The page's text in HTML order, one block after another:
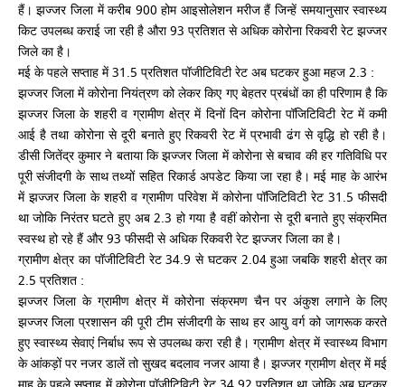
हैं। झज्जर जिला में करीब 900 होम आइसोलेशन मरीज हैं जिन्हें समयानुसार स्वास्थ्य
किट उपलब्ध कराई जा रही है औरा 93 प्रतिशत से अधिक कोरोना रिकवरी रेट झज्जर
जिले का है।
मई के पहले सप्ताह में 31.5 प्रतिशत पॉजीटिविटी रेट अब घटकर हुआ महज 2.3 :
झज्जर जिला में कोरोना नियंत्रण को लेकर किए गए बेहतर प्रबंधों का ही परिणाम है कि
झज्जर जिला के शहरी व ग्रामीण क्षेत्र में दिनों दिन कोरोना पॉजिटिविटी रेट में कमी
आई है तथा कोरोना से दूरी बनाते हुए रिकवरी रेट में प्रभावी ढंग से वृद्धि हो रही है।
डीसी जितेंद्र कुमार ने बताया कि झज्जर जिला में कोरोना से बचाव की हर गतिविधि पर
पूरी संजीदगी के साथ तथ्यों सहित रिकार्ड अपडेट किया जा रहा है। मई माह के आरंभ
में झज्जर जिला के शहरी व ग्रामीण परिवेश में कोरोना पॉजिटिविटी रेट 31.5 फीसदी
था जोकि निरंतर घटते हुए अब 2.3 हो गया है वहीं कोरोना से दूरी बनाते हुए संक्रमित
स्वस्थ हो रहे हैं और 93 फीसदी से अधिक रिकवरी रेट झज्जर जिला का है।
ग्रामीण क्षेत्र का पॉजीटिविटी रेट 34.9 से घटकर 2.04 हुआ जबकि शहरी क्षेत्र का
2.5 प्रतिशत :
झज्जर जिला के ग्रामीण क्षेत्र में कोरोना संक्रमण चैन पर अंकुश लगाने के लिए
झज्जर जिला प्रशासन की पूरी टीम संजीदगी के साथ हर आयु वर्ग को जागरूक करते
हुए स्वास्थ्य सेवाएं निर्बाध रूप से उपलब्ध करा रही है। ग्रामीण क्षेत्र में स्वास्थ्य विभाग
के आंकड़ों पर नजर डालें तो सुखद बदलाव नजर आया है। झज्जर ग्रामीण क्षेत्र में मई